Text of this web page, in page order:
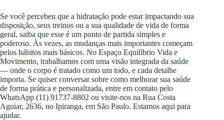
Se você percebeu que a hidratação pode estar impactando sua
disposição, seus treinos ou a sua qualidade de vida de forma
geral, saiba que esse é um ponto de partida simples e
poderoso. Às vezes, as mudanças mais importantes começam
pelos hábitos mais básicos. No Espaço Equilíbrio Vida e
Movimento, trabalhamos com uma visão integrada da saúde
— onde o corpo é tratado como um todo, e cada detalhe
importa. Se quiser conversar sobre como melhorar sua saúde
de forma prática e personalizada, entre em contato pelo
WhatsApp (11) 91737-8802 ou visite-nos na Rua Costa
Aguiar, 2636, no Ipiranga, em São Paulo. Estamos aqui para
ajudar.